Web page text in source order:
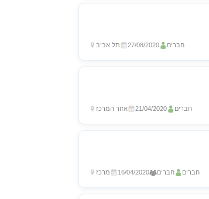
תל אביב 27/08/2020 חברים
אזור המרכז 21/04/2020 חברים
מרכז 16/04/2020 חברים חברים